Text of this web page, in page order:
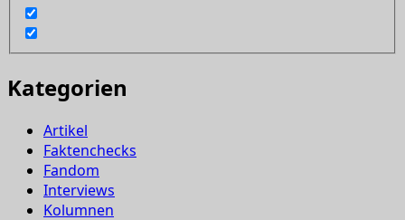
Kategorien
Artikel
Faktenchecks
Fandom
Interviews
Kolumnen